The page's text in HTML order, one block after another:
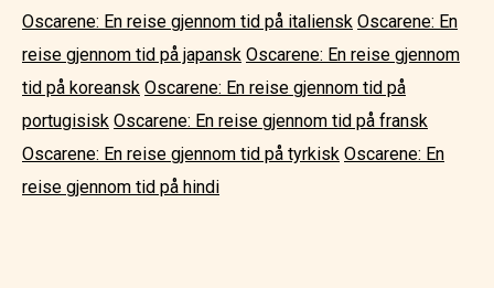
Oscarene: En reise gjennom tid på italiensk Oscarene: En
reise gjennom tid på japansk Oscarene: En reise gjennom
tid på koreansk Oscarene: En reise gjennom tid på
portugisisk Oscarene: En reise gjennom tid på fransk
Oscarene: En reise gjennom tid på tyrkisk Oscarene: En
reise gjennom tid på hindi